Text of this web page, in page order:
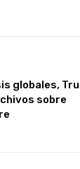
globales,
sobre